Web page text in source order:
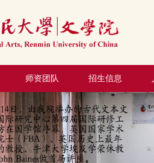
师资团队 招生信息